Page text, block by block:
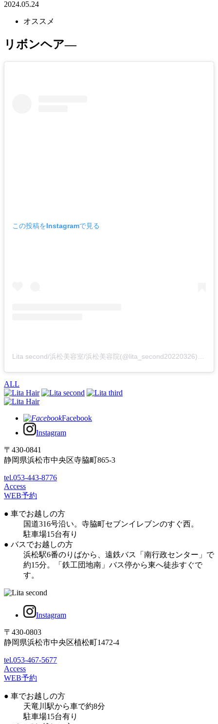
2024.05.24
オススメ
リボンヘア―
この投稿をInstagramで見る
ALL
Facebook
Instagram
〒430-0841
静岡県浜松市中央区寺脇町865-3
tel.053-443-8776
Access
WEB予約
● 車でお越しの方
国道316号沿い。寺脇町セブンイレブンのすぐ西。
駐車場15台有り
● バスでお越しの方
浜松駅6番のりばから、遠鉄バス「南行政センター」で
約15分。「鉄工団地南」バス停から東へ徒歩すぐで
す。
Instagram
〒430-0803
静岡県浜松市中央区植松町1472-4
tel.053-467-5677
Access
WEB予約
● 車でお越しの方
天竜川駅から車で約8分
駐車場15台有り